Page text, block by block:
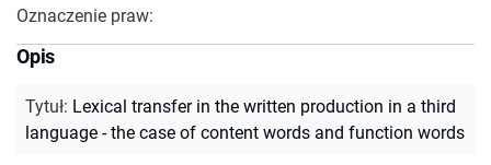
Oznaczenie praw:
Opis
Tytuł: Lexical transfer in the written production in a third
language - the case of content words and function words